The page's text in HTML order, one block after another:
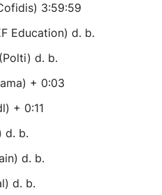
3:59:59
Education) d. b.
d. b.
+ 0:03
+ 0:11
d. b.
d. b.
d. b.